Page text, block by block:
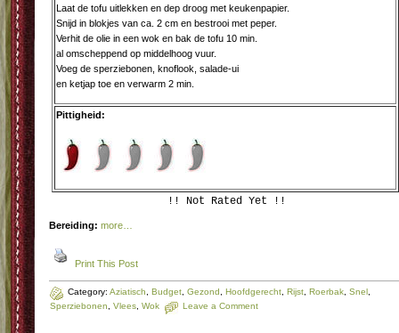
Laat de tofu uitlekken en dep droog met keukenpapier.
Snijd in blokjes van ca. 2 cm en bestrooi met peper.
Verhit de olie in een wok en bak de tofu 10 min.
al omscheppend op middelhoog vuur.
Voeg de sperziebonen, knoflook, salade-ui
en ketjap toe en verwarm 2 min.
Pittigheid:
!! Not Rated Yet !!
Bereiding: more…
Print This Post
Category: Aziatisch Budget Gezond Hoofdgerecht Rijst Roerbak Snel
Sperziebonen
Vlees Wok Leave a Comment